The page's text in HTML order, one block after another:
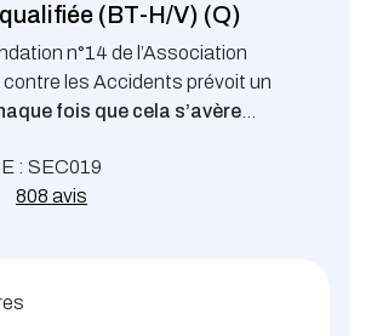
(BT-H/V) (Q)
n°14 de l’Association
contre les Accidents prévoit un
fois que cela s’avère
dans les cas suivants :
avec changement de dépendance
médicale
: SEC019
808 avis